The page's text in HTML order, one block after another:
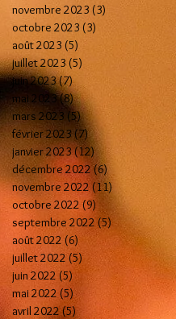
novembre 2023 (3)
octobre 2023 (3) 3 posts
août 2023 (5) 5 posts
juillet 2023 (5)
juin 2023(7)7 posts
mai 2023(8)8 posts
mars 2023 (5)5 posts
février 2023 (7)7 posts
janvier 2023(12)12 posts
décembre 2022(6)6 posts
novembre 2022(11)11 posts
octobre 2022 (9) 9 posts
septembre 2022 (5) 5 posts
août 2022 (6)6 posts
juillet 2022(5)5 posts
juin 2022 (5) 5 posts
mai 2022 (5)5 posts
avril 2022 (5)5 posts